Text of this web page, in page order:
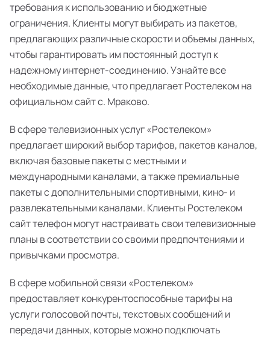
требования к использованию и бюджетные
ограничения. Клиенты могут выбирать из пакетов,
предлагающих различные скорости и объемы данных,
чтобы гарантировать им постоянный доступ к
надежному интернет-соединению. Узнайте все
необходимые данные, что предлагает Ростелеком на
официальном сайт с. Мраково.
В сфере телевизионных услуг «Ростелеком»
предлагает широкий выбор тарифов, пакетов каналов,
включая базовые пакеты с местными и
международными каналами, а также премиальные
пакеты с дополнительными спортивными, кино- и
развлекательными каналами. Клиенты Ростелеком
сайт телефон могут настраивать свои телевизионные
планы в соответствии со своими предпочтениями и
привычками просмотра.
В сфере мобильной связи «Ростелеком»
предоставляет конкурентоспособные тарифы на
услуги голосовой почты, текстовых сообщений и
передачи данных, которые можно подключать